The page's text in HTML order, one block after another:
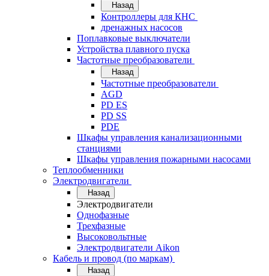
Назад
Контроллеры для КНС
дренажных насосов
Поплавковые выключатели
Устройства плавного пуска
Частотные преобразователи
Назад
Частотные преобразователи
AGD
PD ES
PD SS
PDE
Шкафы управления канализационными
станциями
Шкафы управления пожарными насосами
Теплообменники
Электродвигатели
Назад
Электродвигатели
Однофазные
Трехфазные
Высоковольтные
Электродвигатели Aikon
Кабель и провод (по маркам)
Назад